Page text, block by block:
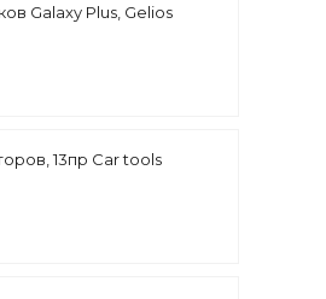
Galaxy Plus, Gelios
13пр Car tools